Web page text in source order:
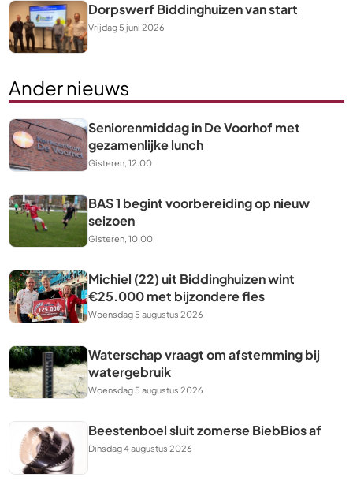
Dorpswerf Biddinghuizen van start
Vrijdag 5 juni 2026
Ander nieuws
Seniorenmiddag in De Voorhof met
gezamenlijke lunch
Gisteren, 12.00
BAS 1 begint voorbereiding op nieuw
seizoen
Gisteren, 10.00
Michiel (22) uit Biddinghuizen wint
€25.000 met bijzondere fles
Woensdag 5 augustus 2026
Waterschap vraagt om afstemming bij
watergebruik
Woensdag 5 augustus 2026
Beestenboel sluit zomerse BiebBios af
Dinsdag 4 augustus 2026